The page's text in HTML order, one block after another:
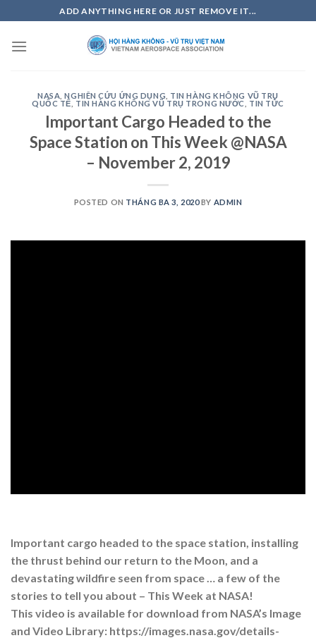
to
content
ADD ANYTHING HERE OR JUST REMOVE IT...
NASA ,NGHIÊN CỨU ỨNG DỤNG
TIN HÀNG KHÔNG VŨ TRỤ
QUỐC TẾ
TIN HÀNG KHÔNG VŨ TRỤ TRONG NƯỚC TIN TỨC
Important Cargo Headed to the
Space Station on This Week @NASA
– November 2, 2019
POSTED ON THÁNG BA 3, 2020BY ADMIN
Important cargo headed to the space station, installing
the thrust behind our return to the Moon, and a
devastating wildfire seen from space … a few of the
stories to tell you about – This Week at NASA!
This video is available for download from NASA’s Image
and Video Library: https://images.nasa.gov/details-